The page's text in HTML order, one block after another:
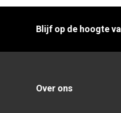
Blijf op de hoogte
Over ons